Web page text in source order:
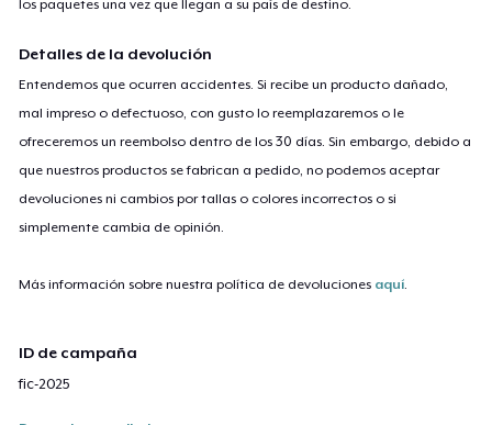
los paquetes una vez que llegan a su país de destino.
Detalles de la devolución
Entendemos que ocurren accidentes. Si recibe un producto dañado,
mal impreso o defectuoso, con gusto lo reemplazaremos o le
ofreceremos un reembolso dentro de los 30 días. Sin embargo, debido a
que nuestros productos se fabrican a pedido, no podemos aceptar
devoluciones ni cambios por tallas o colores incorrectos o si
simplemente cambia de opinión.
Más información sobre nuestra política de devoluciones aquí.
ID de campaña
fic-2025